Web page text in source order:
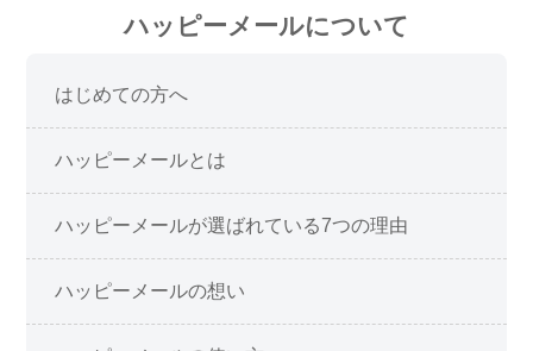
ハッピーメールについて
はじめての方へ
ハッピーメールとは
ハッピーメールが選ばれている7つの理由
ハッピーメールの想い